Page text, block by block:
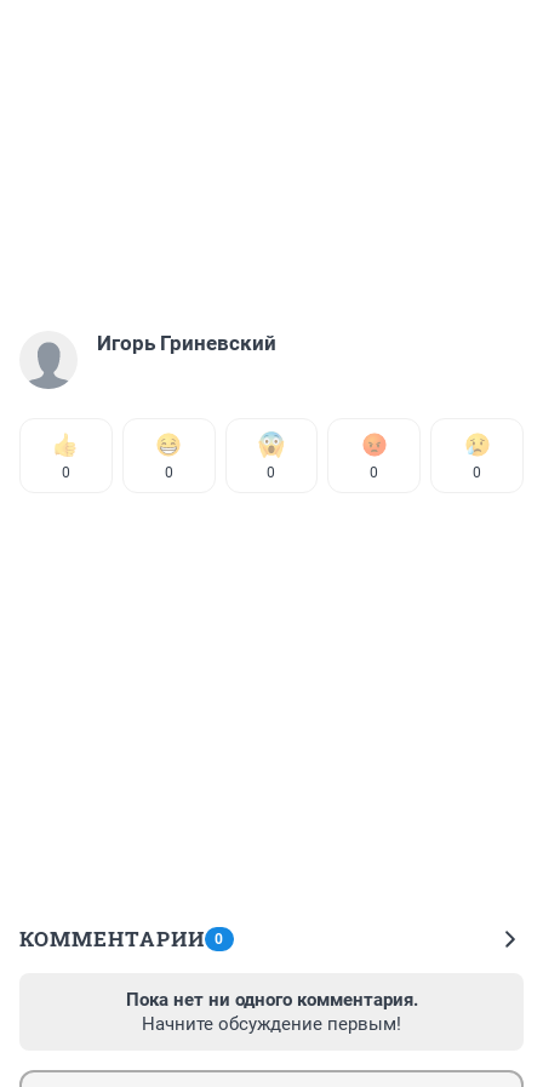
Игорь Гриневский
0 0 0 0 0
КОММЕНТАРИИ 0
Пока нет ни одного комментария.
Начните обсуждение первым!